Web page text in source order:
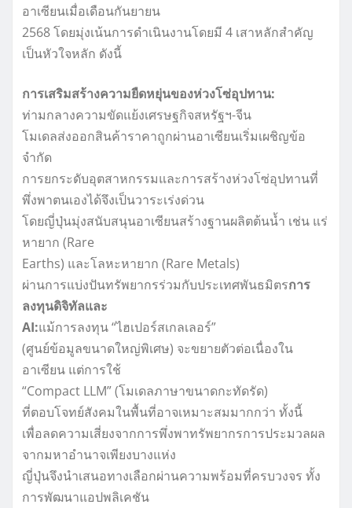
อาเซียนเมื่อเดือนกันยายน
2568 โดยมุ่งเน้นการดำเนินงานโดยมี 4 เสาหลักสำคัญ
เป็นหัวใจหลัก ดังนี้
การเสริมสร้างความยืดหยุ่นของห่วงโซ่อุปทาน:
ท่ามกลางความขัดแย้งเศรษฐกิจสหรัฐฯ-จีน
โมเดลส่งออกสินค้าราคาถูกผ่านอาเซียนเริ่มเผชิญข้อ
จำกัด
การยกระดับอุตสาหกรรมและการสร้างห่วงโซ่อุปทานที่
พึ่งพาตนเองได้จึงเป็นวาระเร่งด่วน
โดยญี่ปุ่นมุ่งสนับสนุนอาเซียนสร้างฐานผลิตต้นน้ำ เช่น แร่
หายาก (Rare
Earths) และโลหะหายาก (Rare Metals)
ผ่านการแบ่งปันทรัพยากรร่วมกับประเทศพันธมิตรการ
ลงทุนดิจิทัลและ
AI:แม้การลงทุน “ไฮเปอร์สเกลเลอร์”
(ศูนย์ข้อมูลขนาดใหญ่พิเศษ) จะขยายตัวต่อเนื่องใน
อาเซียน แต่การใช้
“Compact LLM” (โมเดลภาษาขนาดกะทัดรัด)
ที่ตอบโจทย์สังคมในพื้นที่อาจเหมาะสมมากกว่า ทั้งนี้
เพื่อลดความเสี่ยงจากการพึ่งพาทรัพยากรการประมวลผล
จากมหาอำนาจเพียงบางแห่ง
ญี่ปุ่นจึงนำเสนอทางเลือกผ่านความพร้อมที่ครบวงจร ทั้ง
การพัฒนาแอปพลิเคชัน